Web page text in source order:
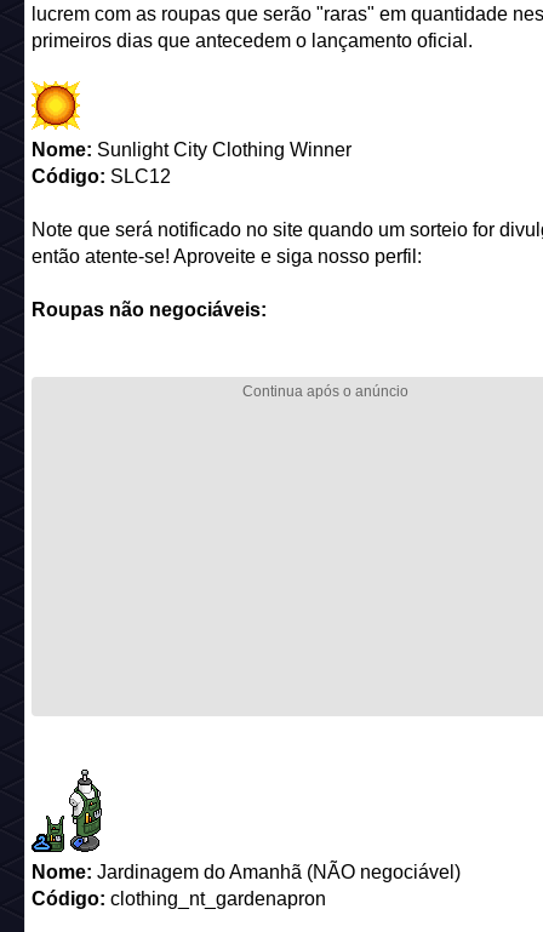
lucrem com as roupas que serão "raras" em quantidade
primeiros dias que antecedem o lançamento oficial.
Nome: Sunlight City Clothing Winner
Código: SLC12
Note que será notificado no site quando um sorteio for
então atente-se! Aproveite e siga nosso perfil:
Roupas não negociáveis:
Nome: Jardinagem do Amanhã (NÃO negociável)
Código: clothing_nt_gardenapron